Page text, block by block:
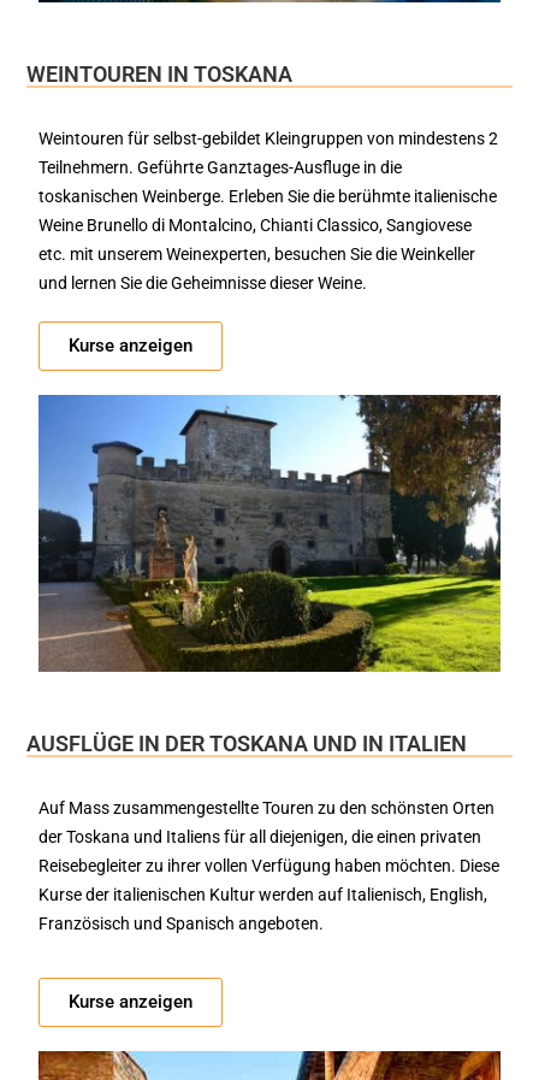
WEINTOUREN IN TOSKANA
Weintouren für selbst-gebildet Kleingruppen von mindestens 2
Teilnehmern. Geführte Ganztages-Ausfluge in die
toskanischen Weinberge. Erleben Sie die berühmte italienische
Weine Brunello di Montalcino, Chianti Classico, Sangiovese
etc. mit unserem Weinexperten, besuchen Sie die Weinkeller
und lernen Sie die Geheimnisse dieser Weine.
Kurse anzeigen
AUSFLÜGE IN DER TOSKANA UND IN ITALIEN
Auf Mass zusammengestellte Touren zu den schönsten Orten
der Toskana und Italiens für all diejenigen, die einen privaten
Reisebegleiter zu ihrer vollen Verfügung haben möchten. Diese
Kurse der italienischen Kultur werden auf Italienisch, English,
Französisch und Spanisch angeboten.
Kurse anzeigen